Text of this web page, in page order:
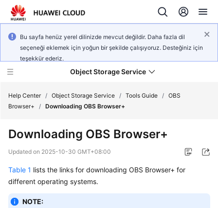
Bu sayfa henüz yerel dilinizde mevcut değildir. Daha fazla dil
seçeneği eklemek için yoğun bir şekilde çalışıyoruz. Desteğiniz için
teşekkür ederiz.
Object Storage Service
New
Notices
Service
Overview
Help Center / Object Storage Service / Tools Guide / OBS
Browser+
/ Downloading OBS Browser+
Downloading OBS Browser+
Updated on 2025-10-30 GMT+08:00
Table 1 lists the links for downloading OBS Browser+ for
different operating systems.
NOTE: